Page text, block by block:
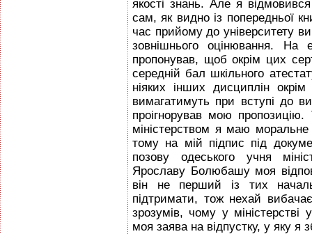
якості знань. Але я відмовився
сам, як видно із попередньої
час прийому до університету
зовнішнього оцінювання. На
пропонував, щоб окрім цих
середній бал шкільного
ніяких інших дисциплін
вимагатимуть при вступі до
проігнорував мою
міністерством я маю
тому на мій підпис під
позову одеського учня
Ярославу Болюбашу моя
він не перший із тих
підтримати, тож нехай
зрозумів, чому у
моя заява на відпустку, у яку я